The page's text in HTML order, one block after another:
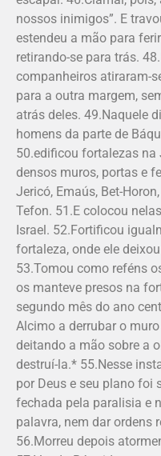
nossos inimigos”. E
estendeu a mão para
retirando-se para trás.
companheiros atiraram-
para a outra margem,
atrás deles. 49.Naquele
homens da parte de
50.edificou fortalezas
densos muros, portas e
Jericó, Emaús, Bet-
Tefon. 51.E colocou
Israel. 52.Fortificou
fortaleza, onde ele
53.Tomou como reféns
os manteve presos na
segundo mês do ano
Alcimo a derrubar o
deitando a mão sobre a
destruí-la.* 55.Nesse
por Deus e seu plano foi
fechada pela paralisia e
palavra, nem dar ordens
56.Morreu depois